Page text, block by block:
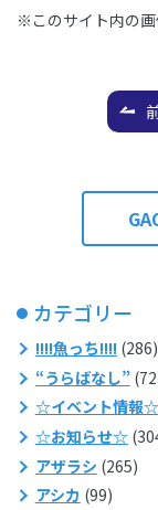
※このサイト内の画
カテゴリー
!!!!魚っち!!!!(286)
“うらばなし”
☆イベント情報☆
☆お知らせ☆
アザラシ (265)
アシカ (99)